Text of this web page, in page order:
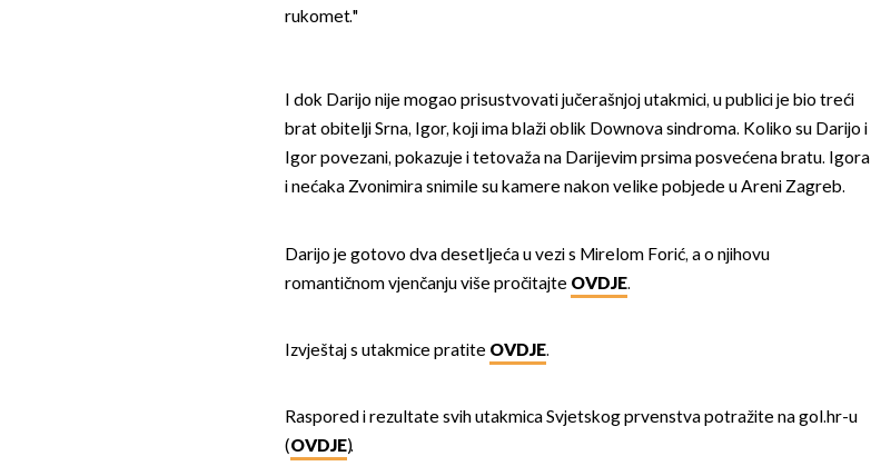
rukomet."
I dok Darijo nije mogao prisustvovati jučerašnjoj utakmici, u publici je bio treći
brat obitelji Srna, Igor, koji ima blaži oblik Downova sindroma. Koliko su Darijo i
Igor povezani, pokazuje i tetovaža na Darijevim prsima posvećena bratu. Igora
i nećaka Zvonimira snimile su kamere nakon velike pobjede u Areni Zagreb.
Darijo je gotovo dva desetljeća u vezi s Mirelom Forić, a o njihovu
romantičnom vjenčanju više pročitajte OVDJE.
Izvještaj s utakmice pratite OVDJE.
Raspored i rezultate svih utakmica Svjetskog prvenstva potražite na gol.hr-u
(OVDJE).
OMOGUĆI OBAVIJESTI